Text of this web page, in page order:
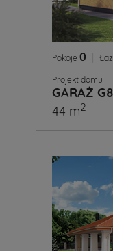
Pokoje 0
Projekt domu
GARAŻ G8
44 m2